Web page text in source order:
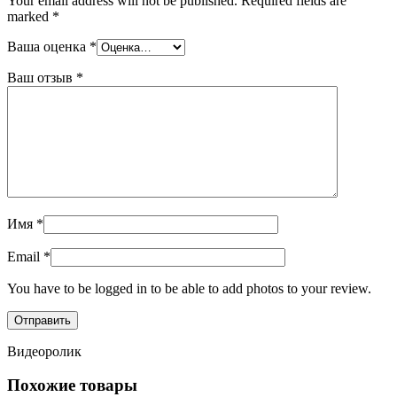
marked *
Ваша оценка *
Ваш отзыв *
Имя *
Email *
You have to be logged in to be able to add photos to your review.
Видеоролик
Похожие товары